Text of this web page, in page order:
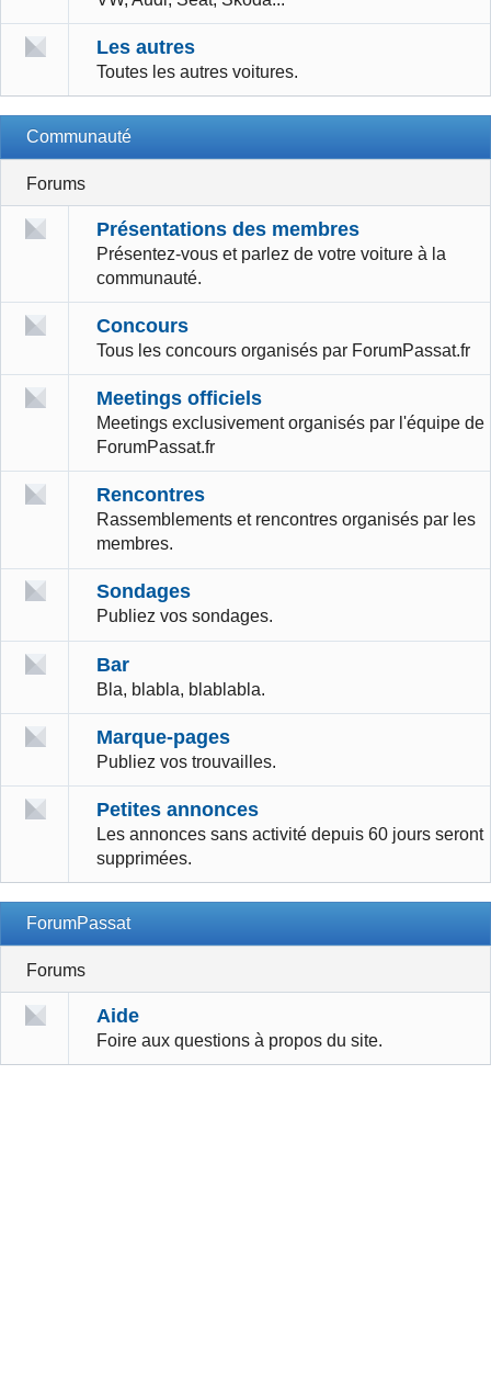
Les autres
Toutes les autres voitures.
Communauté
Forums
Présentations des membres
Présentez-vous et parlez de votre voiture à la
communauté.
Concours
Tous les concours organisés par ForumPassat.fr
Meetings officiels
Meetings exclusivement organisés par l'équipe de
ForumPassat.fr
Rencontres
Rassemblements et rencontres organisés par les
membres.
Sondages
Publiez vos sondages.
Bar
Bla, blabla, blablabla.
Marque-pages
Publiez vos trouvailles.
Petites annonces
Les annonces sans activité depuis 60 jours seront
supprimées.
ForumPassat
Forums
Aide
Foire aux questions à propos du site.